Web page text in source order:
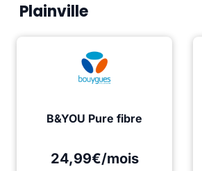
Plainville
B&YOU Pure fibre
24,99€/mois